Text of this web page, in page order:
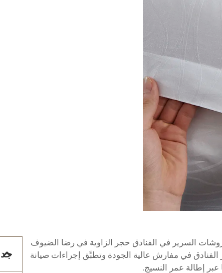
السرير في الفنادق حجر الزاوية في رضا الضيوف
الفنادق في مفارش عالية الجودة وتطبِّق إجراءات صيانة
عبر إطالة عمر النسيج.